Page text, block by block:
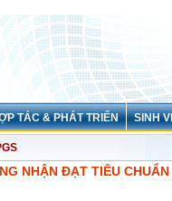
TÁC & PHÁT TRIỂN SINH
NHẬN ĐẠT TIÊU